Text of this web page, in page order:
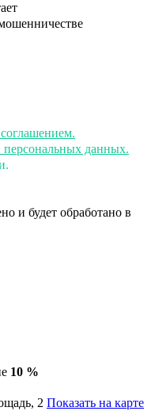
персональных данных.
и будет обработано в
10 %
2 Показать на карте